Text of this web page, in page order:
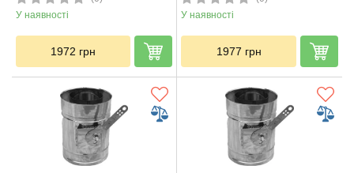
У наявності
1972 грн
У наявності
1977 грн